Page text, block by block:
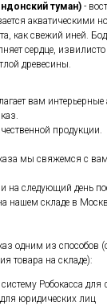
туман) -
акватическими
как свежий иней.
сердце,
древесины.
вам
продукции.
мы свяжемся с
на следующий день
нашем складе в
одним из способов
товара на складе):
Робокасса
юридических лиц